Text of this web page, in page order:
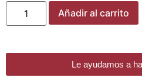
Añadir al carrito
Le ayudamos a